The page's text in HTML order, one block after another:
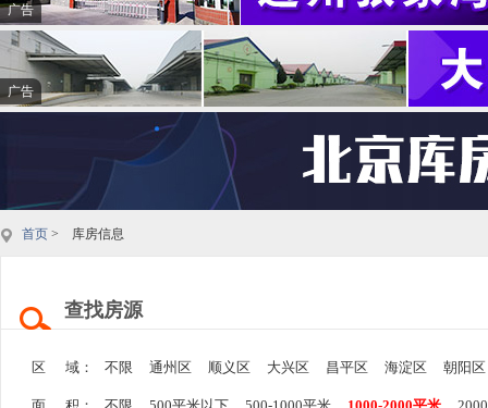
广告
广告
首页 > 库房信息
查找房源
区 域： 不限 通州区 顺义区 大兴区 昌平区 海淀区 朝阳区